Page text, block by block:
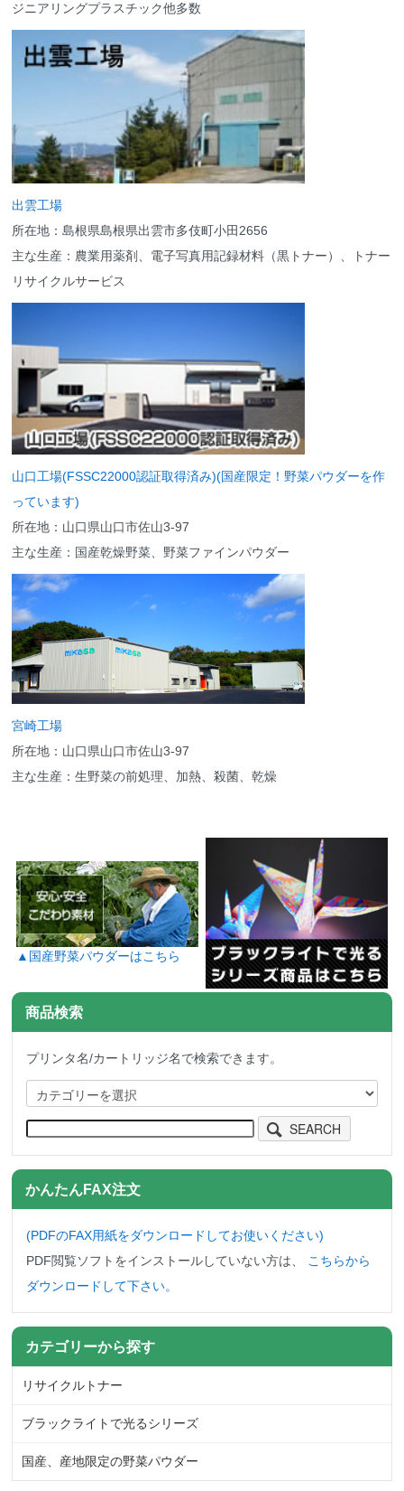
ジニアリングプラスチック他多数
出雲工場
所在地：島根県島根県出雲市多伎町小田2656
主な生産：農業用薬剤、電子写真用記録材料（黒トナー）、トナー
リサイクルサービス
山口工場(FSSC22000認証取得済み)(国産限定！野菜パウダーを作
っています)
所在地：山口県山口市佐山3-97
主な生産：国産乾燥野菜、野菜ファインパウダー
宮崎工場
所在地：山口県山口市佐山3-97
主な生産：生野菜の前処理、加熱、殺菌、乾燥
▲国産野菜パウダーはこちら
商品検索
プリンタ名/カートリッジ名で検索できます。
SEARCH
かんたんFAX注文
(PDFのFAX用紙をダウンロード してお使いください)
PDF閲覧ソフトをインストールしていない方は、
こちらから
ダウンロードして下さい。
カテゴリーから探す
リサイクルトナー
ブラックライトで光るシリーズ
国産、産地限定の野菜パウダー